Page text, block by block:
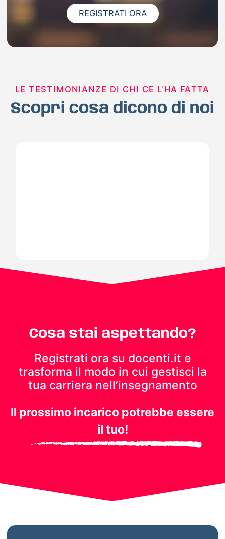
REGISTRATI ORA
LE TESTIMONIANZE DI CHI CE L'HA FATTA
Scopri cosa dicono di noi
Cosa stai aspettando?
Registrati ora su docenti.it e
trasforma il modo in cui gestisci la
tua carriera nell’insegnamento
Il prossimo incarico potrebbe essere
il tuo!